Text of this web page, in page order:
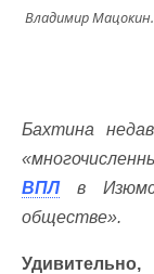
Владимир
Бахтина
ВПЛв
обществе».
Удивительно,